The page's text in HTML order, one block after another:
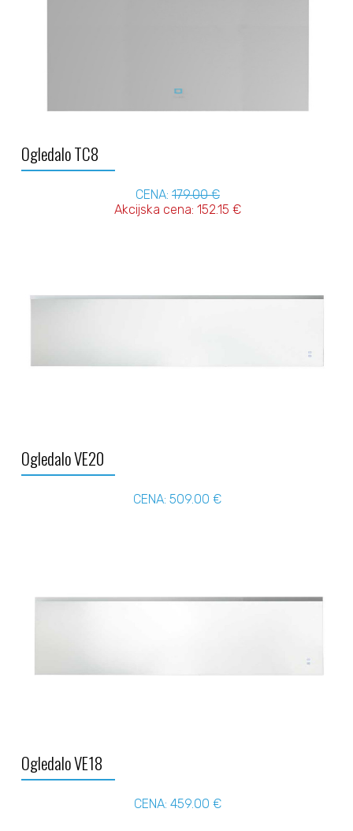
Ogledalo TC8
CENA: 179.00 €
Akcijska cena: 152.15 €
Ogledalo VE20
CENA: 509.00 €
Ogledalo VE18
CENA: 459.00 €